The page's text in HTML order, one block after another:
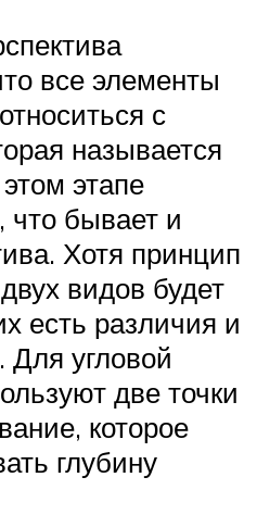
все элементы
с
называется
этапе
что бывает и
Хотя принцип
видов будет
есть различия и
Для угловой
две точки
которое
глубину